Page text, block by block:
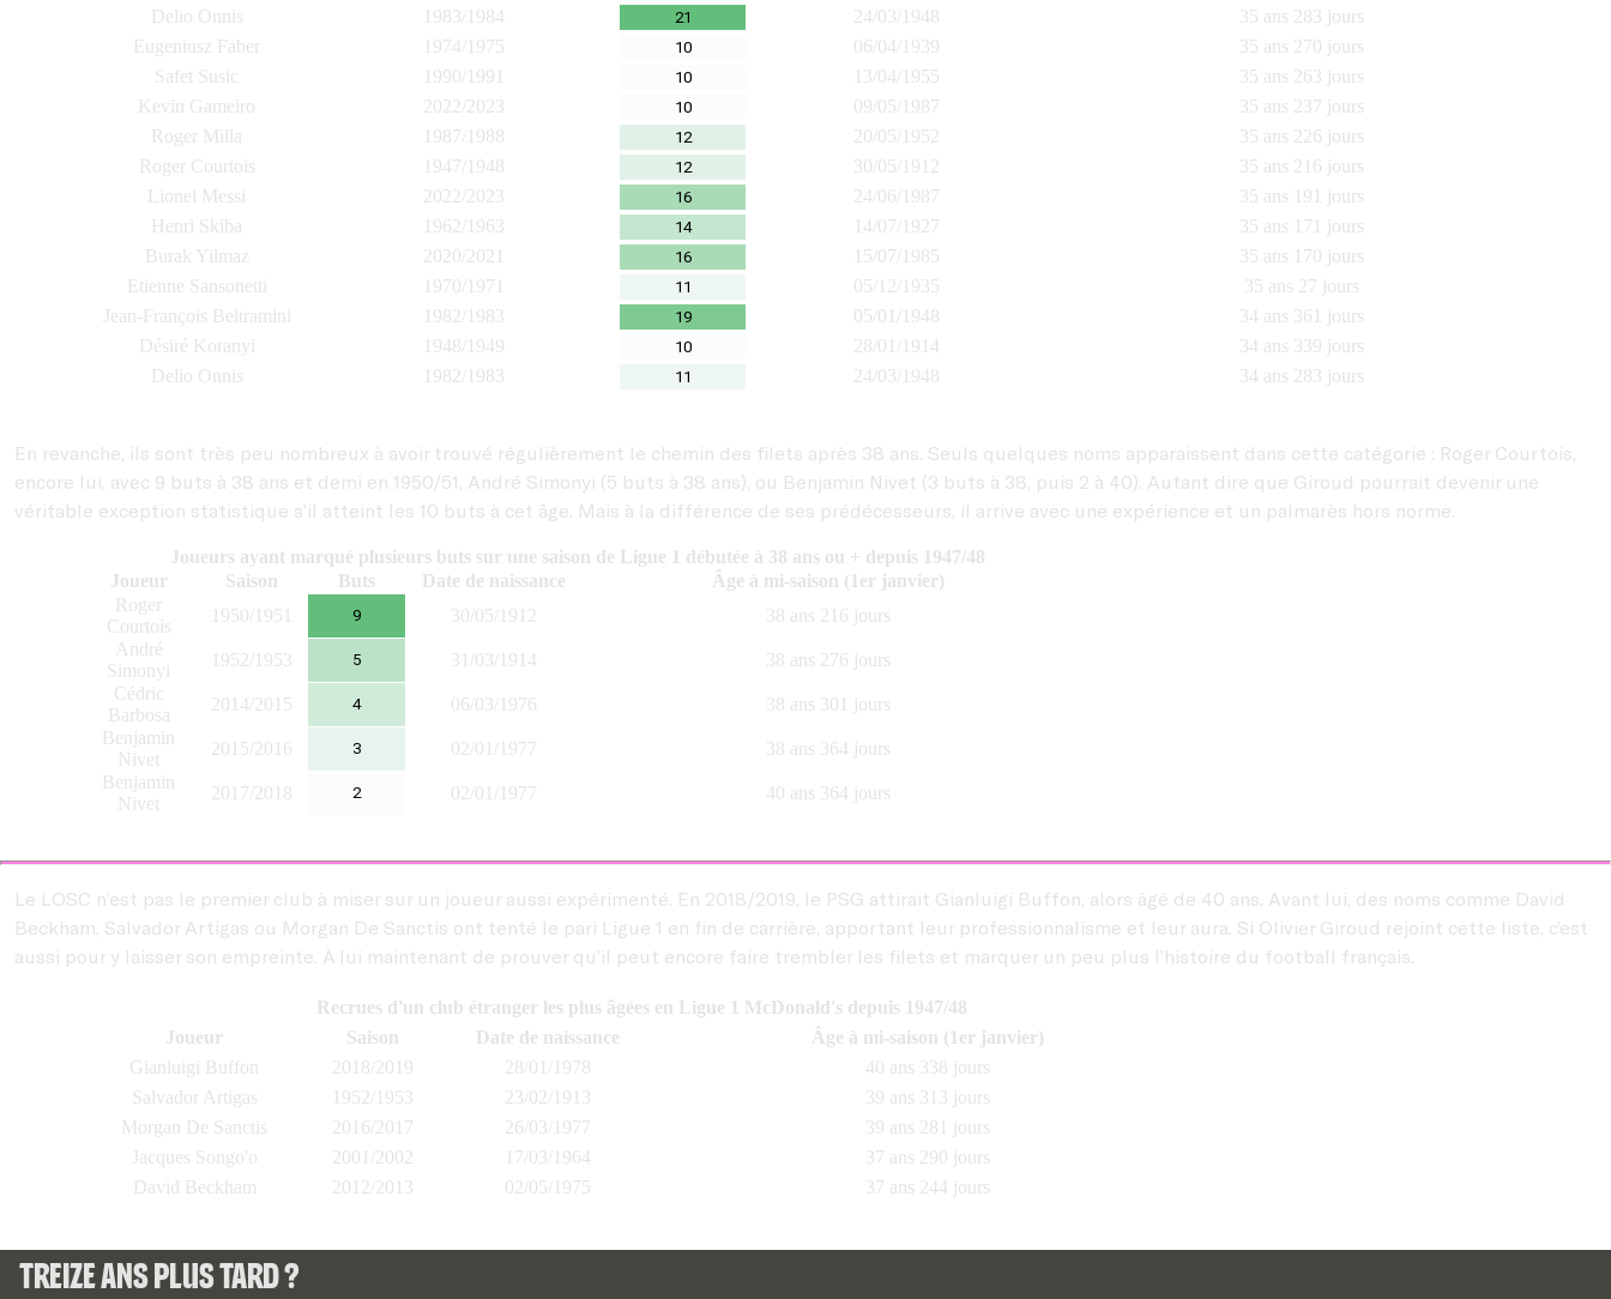
Delio Onnis
1983/1984 21 24/03/1948
35 ans 283 jours
Eugeniusz Faber
1974/1975 10 06/04/1939
35 ans 270 jours
Safet Susic
1990/1991 10 13/04/1955
35 ans 263 jours
Kevin Gameiro
2022/2023 10 09/05/1987
35 ans 237 jours
Roger Milla
1987/1988 12 20/05/1952
35 ans 226 jours
Roger Courtois
1947/1948 12 30/05/1912
35 ans 216 jours
Lionel Messi
2022/2023 16 24/06/1987
35 ans 191 jours
Henri Skiba
1962/1963 14 14/07/1927
35 ans 171 jours
Burak Yilmaz
2020/2021 16 15/07/1985
35 ans 170 jours
Etienne Sansonetti
1970/1971 11 05/12/1935
35 ans 27 jours
Jean-François Beltramini
1982/1983 19 05/01/1948
34 ans 361 jours
Désiré Koranyi
1948/1949 10 28/01/1914
34 ans 339 jours
Delio Onnis
1982/1983 11 24/03/1948 34 ans 283 jours
En revanche, ils sont très peu nombreux à avoir trouvé régulièrement le chemin des filets après 38 ans. Seuls quelques noms apparaissent dans cette catégorie : Roger Courtois,
encore lui, avec 9 buts à 38 ans et demi en 1950/51, André Simonyi (5 buts à 38 ans), ou Benjamin Nivet (3 buts à 38, puis 2 à 40). Autant dire que Giroud pourrait devenir une
véritable exception statistique s’il atteint les 10 buts à cet âge. Mais à la différence de ses prédécesseurs, il arrive avec une expérience et un palmarès hors norme.
Joueurs ayant marqué plusieurs buts sur une saison de Ligue 1 débutée à 38 ans ou + depuis 1947/48
Joueur
Saison Buts Date de naissance
Âge à mi-saison (1er janvier)
Roger
Courtois
1950/1951 9 30/05/1912
38 ans 216 jours
André
Simonyi
1952/1953 5 31/03/1914
38 ans 276 jours
Cédric
Barbosa
2014/2015 4 06/03/1976
38 ans 301 jours
Benjamin
Nivet
2015/2016 3 02/01/1977
38 ans 364 jours
Benjamin
Nivet
2017/2018 2 02/01/1977 40 ans 364 jours
Le LOSC n’est pas le premier club à miser sur un joueur aussi expérimenté. En 2018/2019, le PSG attirait Gianluigi Buffon, alors âgé de 40 ans. Avant lui, des noms comme David
Beckham, Salvador Artigas ou Morgan De Sanctis ont tenté le pari Ligue 1 en fin de carrière, apportant leur professionnalisme et leur aura. Si Olivier Giroud rejoint cette liste, c’est
aussi pour y laisser son empreinte. À lui maintenant de prouver qu’il peut encore faire trembler les filets et marquer un peu plus l’histoire du football français.
Recrues d'un club étranger les plus âgées en Ligue 1 McDonald's depuis 1947/48
Joueur
Saison Date de naissance
Âge à mi-saison (1er janvier)
Gianluigi Buffon
2018/2019 28/01/1978
40 ans 338 jours
Salvador Artigas
1952/1953 23/02/1913
39 ans 313 jours
Morgan De Sanctis
2016/2017 26/03/1977
39 ans 281 jours
Jacques Songo'o
2001/2002 17/03/1964
37 ans 290 jours
David Beckham
2012/2013 02/05/1975 37 ans 244 jours
Treize ans plus tard ?